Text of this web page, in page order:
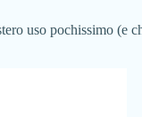
uso pochissimo (e